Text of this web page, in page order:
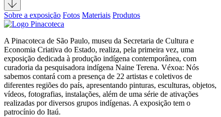
Sobre a exposição Fotos Materiais Produtos
A Pinacoteca de São Paulo, museu da Secretaria de Cultura e
Economia Criativa do Estado, realiza, pela primeira vez, uma
exposição dedicada à produção indígena contemporânea, com
curadoria da pesquisadora indígena Naine Terena. Véxoa: Nós
sabemos contará com a presença de 22 artistas e coletivos de
diferentes regiões do país, apresentando pinturas, esculturas, objetos,
vídeos, fotografias, instalações, além de uma série de ativações
realizadas por diversos grupos indígenas. A exposição tem o
patrocínio do Itaú.